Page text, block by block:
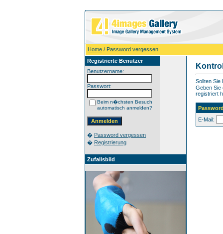
Home / Password vergessen
Registrierte Benutzer
Benutzername:
Passwort:
Beim n�chsten Besuch
automatisch anmelden?
� Password vergessen
� Registrierung
Zufallsbild
Sollten
Geben Sie
registriert
E-Mail: